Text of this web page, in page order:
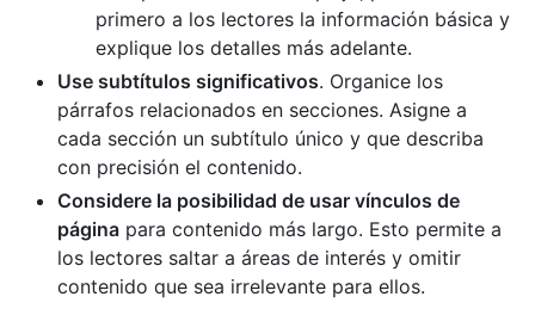
primero a los lectores la información básica y
explique los detalles más adelante.
Use subtítulos significativos. Organice los
párrafos relacionados en secciones. Asigne a
cada sección un subtítulo único y que describa
con precisión el contenido.
Considere la posibilidad de usar vínculos de
página para contenido más largo. Esto permite a
los lectores saltar a áreas de interés y omitir
contenido que sea irrelevante para ellos.